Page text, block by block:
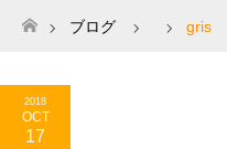
ホーム
ブログ gris
2018
OCT
17